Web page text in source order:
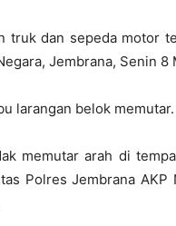
truk dan sepeda motor
Jembrana, Senin 8
larangan belok memutar.
memutar arah di
Polres Jembrana